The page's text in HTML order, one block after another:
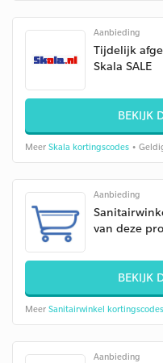
Aanbieding
Tijdelijk
Skala SALE
BEKIJK
Meer Skala kortingscodes •
Aanbieding
van deze
BEKIJK
Meer Sanitairwinkel kortingscodes
Aanbieding